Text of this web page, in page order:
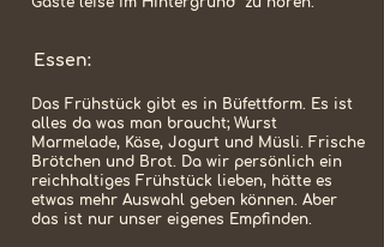
Essen:
Das Frühstück gibt es in Büfettform. Es ist
alles da was man braucht; Wurst
Marmelade, Käse, Jogurt und Müsli. Frische
Brötchen und Brot. Da wir persönlich ein
reichhaltiges Frühstück lieben, hätte es
etwas mehr Auswahl geben können. Aber
das ist nur unser eigenes Empfinden.